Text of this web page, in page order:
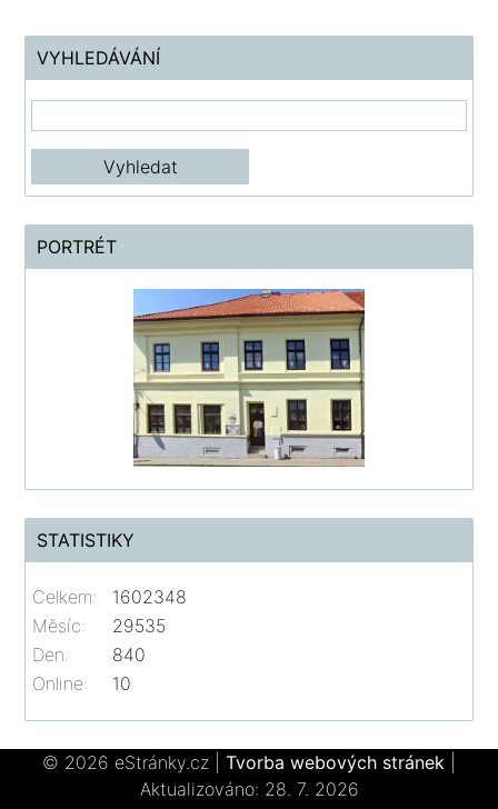
VYHLEDÁVÁNÍ
PORTRÉT
STATISTIKY
Online: 10
Celkem:
1602348
Měsíc:
29535
Den:
840
© 2026 eStránky.cz Tvorba webových stránek
Aktualizováno: 28. 7. 2026